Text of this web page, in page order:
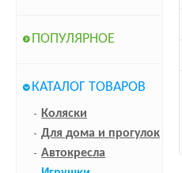
ПОПУЛЯРНОЕ
КАТАЛОГ ТОВАРОВ
Коляски
Для дома и прогулок
Автокресла